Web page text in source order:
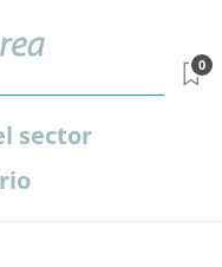
sector
0